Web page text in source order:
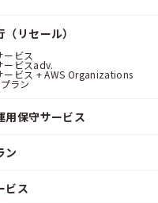
リセール）
ービス
ービスadv.
ービス + AWS Organizations
ラン
用保守サービス
ン
ビス